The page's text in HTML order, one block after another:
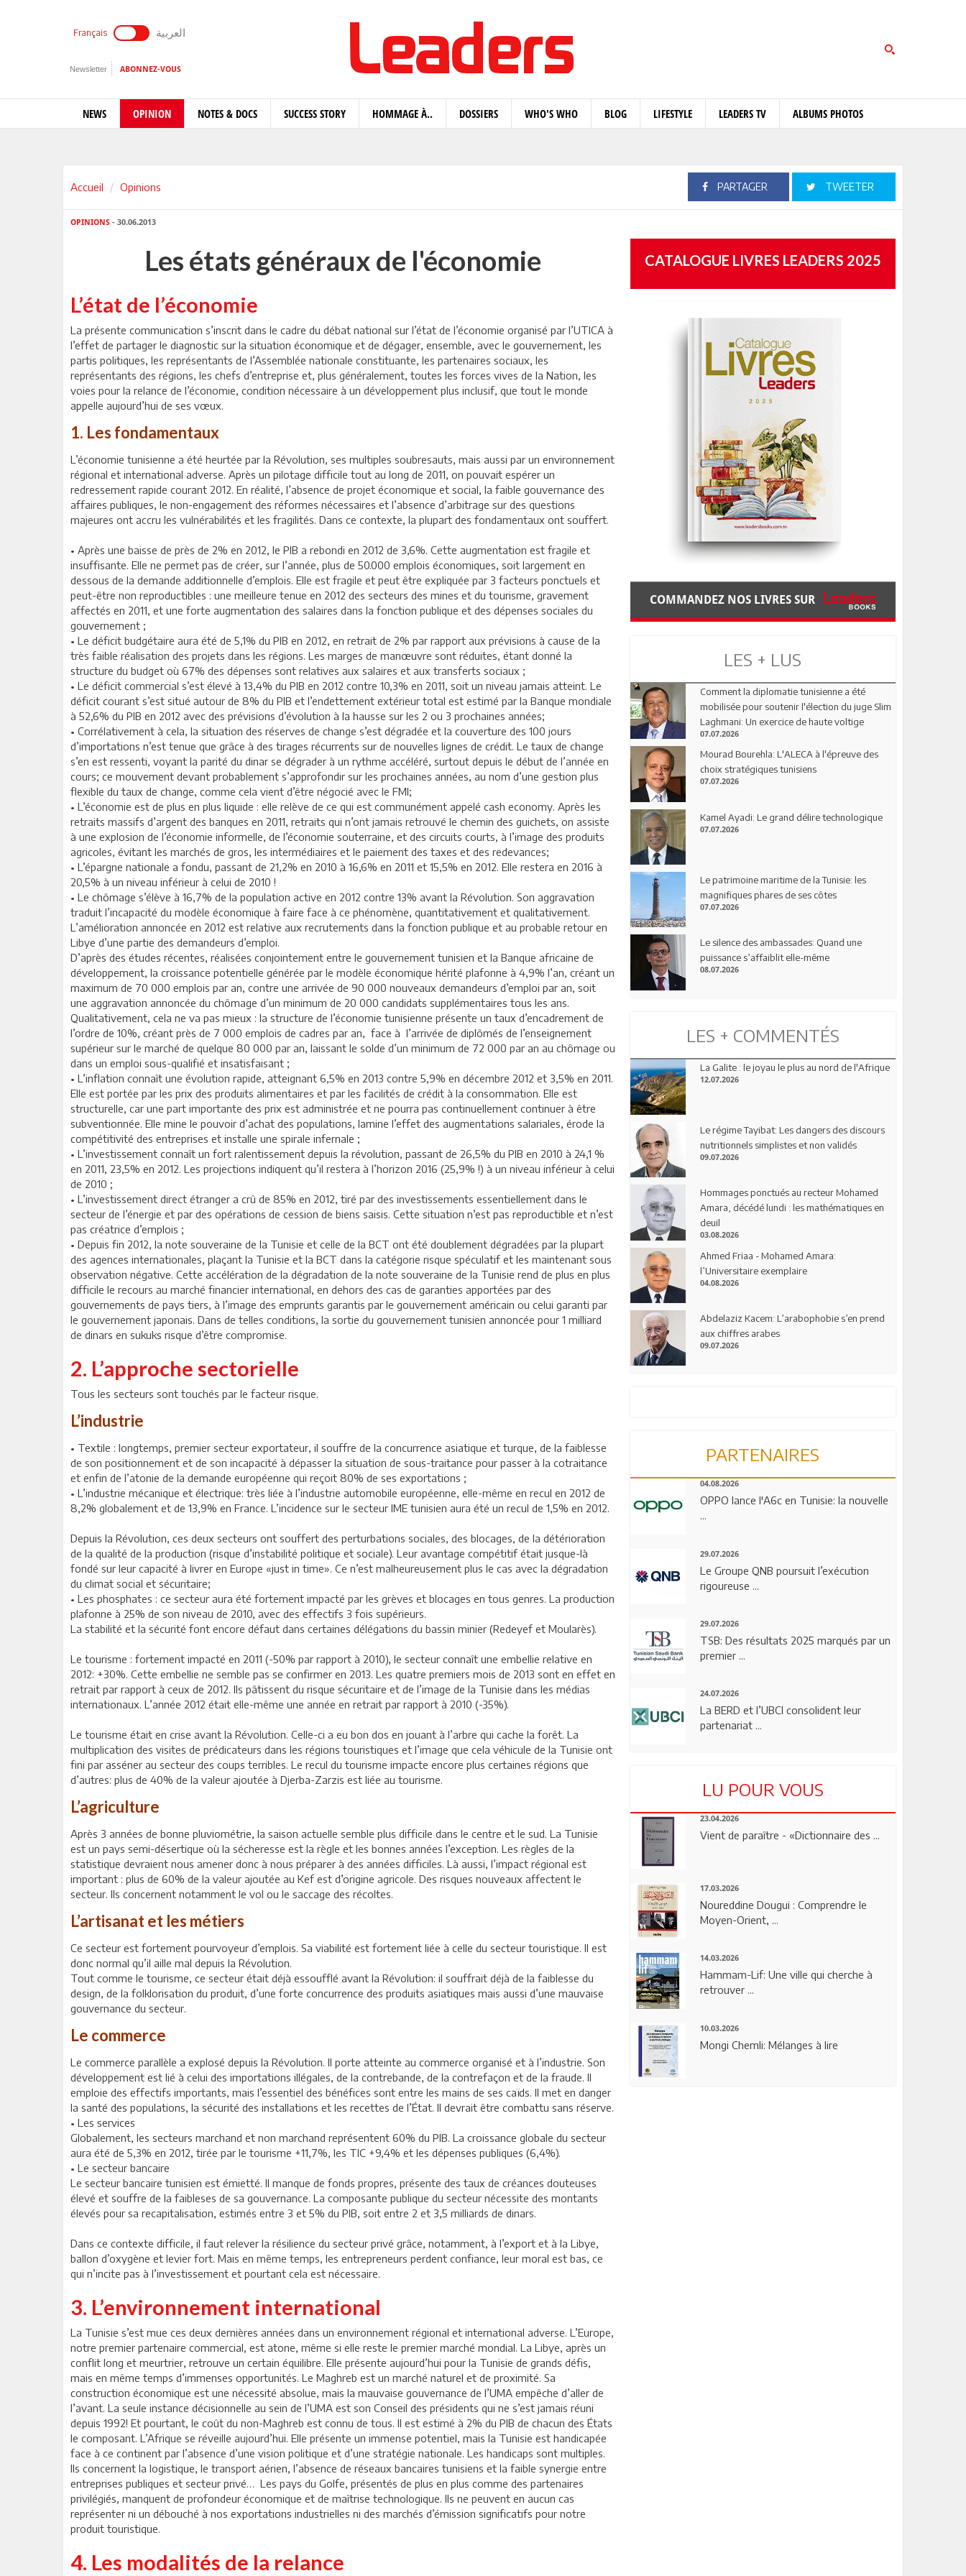
Français العربية
Newsletter ABONNEZ-VOUS
NEWS OPINION NOTES & DOCS SUCCESS STORY HOMMAGE À.. DOSSIERS WHO'S WHO BLOG LIFESTYLE LEADERS TV ALBUMS PHOTOS
Accueil Opinions PARTAGER TWEETER
OPINIONS - 30.06.2013
Les états généraux de l'économie
L’état de l’économie
La présente communication s’inscrit dans le cadre du débat national sur l’état de l’économie organisé par l’UTICA à
l’effet de partager le diagnostic sur la situation économique et de dégager, ensemble, avec le gouvernement, les
partis politiques, les représentants de l’Assemblée nationale constituante, les partenaires sociaux, les
représentants des régions, les chefs d’entreprise et, plus généralement, toutes les forces vives de la Nation, les
voies pour la relance de l’économie, condition nécessaire à un développement plus inclusif, que tout le monde
appelle aujourd’hui de ses vœux.
1. Les fondamentaux
L’économie tunisienne a été heurtée par la Révolution, ses multiples soubresauts, mais aussi par un environnement
régional et international adverse. Après un pilotage difficile tout au long de 2011, on pouvait espérer un
redressement rapide courant 2012. En réalité, l’absence de projet économique et social, la faible gouvernance des
affaires publiques, le non-engagement des réformes nécessaires et l’absence d’arbitrage sur des questions
majeures ont accru les vulnérabilités et les fragilités. Dans ce contexte, la plupart des fondamentaux ont souffert.
• Après une baisse de près de 2% en 2012, le PIB a rebondi en 2012 de 3,6%. Cette augmentation est fragile et
insuffisante. Elle ne permet pas de créer, sur l’année, plus de 50.000 emplois économiques, soit largement en
dessous de la demande additionnelle d’emplois. Elle est fragile et peut être expliquée par 3 facteurs ponctuels et
peut-être non reproductibles : une meilleure tenue en 2012 des secteurs des mines et du tourisme, gravement
affectés en 2011, et une forte augmentation des salaires dans la fonction publique et des dépenses sociales du
gouvernement ;
• Le déficit budgétaire aura été de 5,1% du PIB en 2012, en retrait de 2% par rapport aux prévisions à cause de la
très faible réalisation des projets dans les régions. Les marges de manœuvre sont réduites, étant donné la
structure du budget où 67% des dépenses sont relatives aux salaires et aux transferts sociaux ;
• Le déficit commercial s’est élevé à 13,4% du PIB en 2012 contre 10,3% en 2011, soit un niveau jamais atteint. Le
déficit courant s’est situé autour de 8% du PIB et l’endettement extérieur total est estimé par la Banque mondiale
à 52,6% du PIB en 2012 avec des prévisions d’évolution à la hausse sur les 2 ou 3 prochaines années;
• Corrélativement à cela, la situation des réserves de change s’est dégradée et la couverture des 100 jours
d’importations n’est tenue que grâce à des tirages récurrents sur de nouvelles lignes de crédit. Le taux de change
s’en est ressenti, voyant la parité du dinar se dégrader à un rythme accéléré, surtout depuis le début de l’année en
cours; ce mouvement devant probablement s’approfondir sur les prochaines années, au nom d’une gestion plus
flexible du taux de change, comme cela vient d’être négocié avec le FMI;
• L’économie est de plus en plus liquide : elle relève de ce qui est communément appelé cash economy. Après les
retraits massifs d’argent des banques en 2011, retraits qui n’ont jamais retrouvé le chemin des guichets, on assiste
à une explosion de l’économie informelle, de l’économie souterraine, et des circuits courts, à l’image des produits
agricoles, évitant les marchés de gros, les intermédiaires et le paiement des taxes et des redevances;
• L’épargne nationale a fondu, passant de 21,2% en 2010 à 16,6% en 2011 et 15,5% en 2012. Elle restera en 2016 à
20,5% à un niveau inférieur à celui de 2010 !
• Le chômage s’élève à 16,7% de la population active en 2012 contre 13% avant la Révolution. Son aggravation
traduit l’incapacité du modèle économique à faire face à ce phénomène, quantitativement et qualitativement.
L’amélioration annoncée en 2012 est relative aux recrutements dans la fonction publique et au probable retour en
Libye d’une partie des demandeurs d’emploi.
D’après des études récentes, réalisées conjointement entre le gouvernement tunisien et la Banque africaine de
développement, la croissance potentielle générée par le modèle économique hérité plafonne à 4,9% l’an, créant un
maximum de 70 000 emplois par an, contre une arrivée de 90 000 nouveaux demandeurs d’emploi par an, soit
une aggravation annoncée du chômage d’un minimum de 20 000 candidats supplémentaires tous les ans.
Qualitativement, cela ne va pas mieux : la structure de l’économie tunisienne présente un taux d’encadrement de
l’ordre de 10%, créant près de 7 000 emplois de cadres par an, face à l’arrivée de diplômés de l’enseignement
supérieur sur le marché de quelque 80 000 par an, laissant le solde d’un minimum de 72 000 par an au chômage ou
dans un emploi sous-qualifié et insatisfaisant ;
• L’inflation connaît une évolution rapide, atteignant 6,5% en 2013 contre 5,9% en décembre 2012 et 3,5% en 2011.
Elle est portée par les prix des produits alimentaires et par les facilités de crédit à la consommation. Elle est
structurelle, car une part importante des prix est administrée et ne pourra pas continuellement continuer à être
subventionnée. Elle mine le pouvoir d’achat des populations, lamine l’effet des augmentations salariales, érode la
compétitivité des entreprises et installe une spirale infernale ;
• L’investissement connaît un fort ralentissement depuis la révolution, passant de 26,5% du PIB en 2010 à 24,1 %
en 2011, 23,5% en 2012. Les projections indiquent qu’il restera à l’horizon 2016 (25,9% !) à un niveau inférieur à celui
de 2010 ;
• L’investissement direct étranger a crû de 85% en 2012, tiré par des investissements essentiellement dans le
secteur de l’énergie et par des opérations de cession de biens saisis. Cette situation n’est pas reproductible et n’est
pas créatrice d’emplois ;
• Depuis fin 2012, la note souveraine de la Tunisie et celle de la BCT ont été doublement dégradées par la plupart
des agences internationales, plaçant la Tunisie et la BCT dans la catégorie risque spéculatif et les maintenant sous
observation négative. Cette accélération de la dégradation de la note souveraine de la Tunisie rend de plus en plus
difficile le recours au marché financier international, en dehors des cas de garanties apportées par des
gouvernements de pays tiers, à l’image des emprunts garantis par le gouvernement américain ou celui garanti par
le gouvernement japonais. Dans de telles conditions, la sortie du gouvernement tunisien annoncée pour 1 milliard
de dinars en sukuks risque d’être compromise.
2. L’approche sectorielle
Tous les secteurs sont touchés par le facteur risque.
L’industrie
• Textile : longtemps, premier secteur exportateur, il souffre de la concurrence asiatique et turque, de la faiblesse
de son positionnement et de son incapacité à dépasser la situation de sous-traitance pour passer à la cotraitance
et enfin de l’atonie de la demande européenne qui reçoit 80% de ses exportations ;
• L’industrie mécanique et électrique: très liée à l’industrie automobile européenne, elle-même en recul en 2012 de
8,2% globalement et de 13,9% en France. L’incidence sur le secteur IME tunisien aura été un recul de 1,5% en 2012.
Depuis la Révolution, ces deux secteurs ont souffert des perturbations sociales, des blocages, de la détérioration
de la qualité de la production (risque d’instabilité politique et sociale). Leur avantage compétitif était jusque-là
fondé sur leur capacité à livrer en Europe «just in time». Ce n’est malheureusement plus le cas avec la dégradation
du climat social et sécuritaire;
• Les phosphates : ce secteur aura été fortement impacté par les grèves et blocages en tous genres. La production
plafonne à 25% de son niveau de 2010, avec des effectifs 3 fois supérieurs.
La stabilité et la sécurité font encore défaut dans certaines délégations du bassin minier (Redeyef et Moularès).
Le tourisme : fortement impacté en 2011 (-50% par rapport à 2010), le secteur connaît une embellie relative en
2012: +30%. Cette embellie ne semble pas se confirmer en 2013. Les quatre premiers mois de 2013 sont en effet en
retrait par rapport à ceux de 2012. Ils pâtissent du risque sécuritaire et de l’image de la Tunisie dans les médias
internationaux. L’année 2012 était elle-même une année en retrait par rapport à 2010 (-35%).
Le tourisme était en crise avant la Révolution. Celle-ci a eu bon dos en jouant à l’arbre qui cache la forêt. La
multiplication des visites de prédicateurs dans les régions touristiques et l’image que cela véhicule de la Tunisie ont
fini par asséner au secteur des coups terribles. Le recul du tourisme impacte encore plus certaines régions que
d’autres: plus de 40% de la valeur ajoutée à Djerba-Zarzis est liée au tourisme.
L’agriculture
Après 3 années de bonne pluviométrie, la saison actuelle semble plus difficile dans le centre et le sud. La Tunisie
est un pays semi-désertique où la sécheresse est la règle et les bonnes années l’exception. Les règles de la
statistique devraient nous amener donc à nous préparer à des années difficiles. Là aussi, l’impact régional est
important : plus de 60% de la valeur ajoutée au Kef est d’origine agricole. Des risques nouveaux affectent le
secteur. Ils concernent notamment le vol ou le saccage des récoltes.
L’artisanat et les métiers
Ce secteur est fortement pourvoyeur d’emplois. Sa viabilité est fortement liée à celle du secteur touristique. Il est
donc normal qu’il aille mal depuis la Révolution.
Tout comme le tourisme, ce secteur était déjà essoufflé avant la Révolution: il souffrait déjà de la faiblesse du
design, de la folklorisation du produit, d’une forte concurrence des produits asiatiques mais aussi d’une mauvaise
gouvernance du secteur.
Le commerce
Le commerce parallèle a explosé depuis la Révolution. Il porte atteinte au commerce organisé et à l’industrie. Son
développement est lié à celui des importations illégales, de la contrebande, de la contrefaçon et de la fraude. Il
emploie des effectifs importants, mais l’essentiel des bénéfices sont entre les mains de ses caïds. Il met en danger
la santé des populations, la sécurité des installations et les recettes de l’État. Il devrait être combattu sans réserve.
• Les services
Globalement, les secteurs marchand et non marchand représentent 60% du PIB. La croissance globale du secteur
aura été de 5,3% en 2012, tirée par le tourisme +11,7%, les TIC +9,4% et les dépenses publiques (6,4%).
• Le secteur bancaire
Le secteur bancaire tunisien est émietté. Il manque de fonds propres, présente des taux de créances douteuses
élevé et souffre de la faibleses de sa gouvernance. La composante publique du secteur nécessite des montants
élevés pour sa recapitalisation, estimés entre 3 et 5% du PIB, soit entre 2 et 3,5 milliards de dinars.
Dans ce contexte difficile, il faut relever la résilience du secteur privé grâce, notamment, à l’export et à la Libye,
ballon d’oxygène et levier fort. Mais en même temps, les entrepreneurs perdent confiance, leur moral est bas, ce
qui n’incite pas à l’investissement et pourtant cela est nécessaire.
3. L’environnement international
La Tunisie s’est mue ces deux dernières années dans un environnement régional et international adverse. L’Europe,
notre premier partenaire commercial, est atone, même si elle reste le premier marché mondial. La Libye, après un
conflit long et meurtrier, retrouve un certain équilibre. Elle présente aujourd’hui pour la Tunisie de grands défis,
mais en même temps d’immenses opportunités. Le Maghreb est un marché naturel et de proximité. Sa
construction économique est une nécessité absolue, mais la mauvaise gouvernance de l’UMA empêche d’aller de
l’avant. La seule instance décisionnelle au sein de l’UMA est son Conseil des présidents qui ne s’est jamais réuni
depuis 1992! Et pourtant, le coût du non-Maghreb est connu de tous. Il est estimé à 2% du PIB de chacun des États
le composant. L’Afrique se réveille aujourd’hui. Elle présente un immense potentiel, mais la Tunisie est handicapée
face à ce continent par l’absence d’une vision politique et d’une stratégie nationale. Les handicaps sont multiples.
Ils concernent la logistique, le transport aérien, l’absence de réseaux bancaires tunisiens et la faible synergie entre
entreprises publiques et secteur privé… Les pays du Golfe, présentés de plus en plus comme des partenaires
privilégiés, manquent de profondeur économique et de maîtrise technologique. Ils ne peuvent en aucun cas
représenter ni un débouché à nos exportations industrielles ni des marchés d’émission significatifs pour notre
produit touristique.
4. Les modalités de la relance
CATALOGUE LIVRES LEADERS 2025
COMMANDEZ NOS LIVRES SUR
LES + LUS
Comment la diplomatie tunisienne a été
mobilisée pour soutenir l'élection du juge Slim
Laghmani: Un exercice de haute voltige
07.07.2026
Mourad Bourehla: L'ALECA à l'épreuve des
choix stratégiques tunisiens
07.07.2026
Kamel Ayadi: Le grand délire technologique
07.07.2026
Le patrimoine maritime de la Tunisie: les
magnifiques phares de ses côtes
07.07.2026
Le silence des ambassades: Quand une
puissance s’affaiblit elle-même
08.07.2026
LES + COMMENTÉS
La Galite : le joyau le plus au nord de l'Afrique
12.07.2026
Le régime Tayibat: Les dangers des discours
nutritionnels simplistes et non validés
09.07.2026
Hommages ponctués au recteur Mohamed
Amara, décédé lundi : les mathématiques en
deuil
03.08.2026
Ahmed Friaa - Mohamed Amara:
l’Universitaire exemplaire
04.08.2026
Abdelaziz Kacem: L’arabophobie s’en prend
aux chiffres arabes
09.07.2026
PARTENAIRES
04.08.2026
OPPO lance l'A6c en Tunisie: la nouvelle
...
29.07.2026
Le Groupe QNB poursuit l’exécution
rigoureuse ...
29.07.2026
TSB: Des résultats 2025 marqués par un
premier ...
24.07.2026
La BERD et l’UBCI consolident leur
partenariat ...
LU POUR VOUS
23.04.2026
Vient de paraître - «Dictionnaire des ...
17.03.2026
Noureddine Dougui : Comprendre le
Moyen-Orient, ...
14.03.2026
Hammam-Lif: Une ville qui cherche à
retrouver ...
10.03.2026
Mongi Chemli: Mélanges à lire